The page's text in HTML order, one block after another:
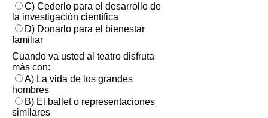
C) Cederlo para el desarrollo de
la investigación científica
D) Donarlo para el bienestar
familiar
Cuando va usted al teatro disfruta
más con:
A) La vida de los grandes
hombres
B) El ballet o representaciones
similares